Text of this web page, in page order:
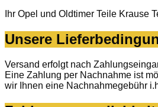
Ihr Opel und Oldtimer Teile Krause
Unsere
Versand erfolgt nach
Eine Zahlung per Nachnahme ist
wir Ihnen eine Nachnahmegebühr